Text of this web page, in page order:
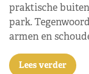
praktische
park.
armen en
Lees verder